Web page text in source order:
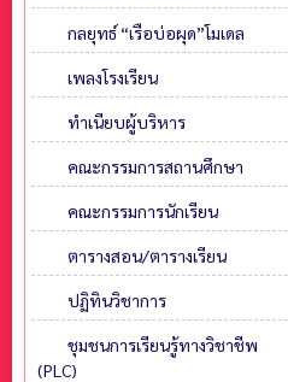
กลยุทธ์ “เรือบ่อผุด”โมเดล
เพลงโรงเรียน
ทำเนียบผู้บริหาร
คณะกรรมการสถานศึกษา
คณะกรรมการนักเรียน
ตารางสอน/ตารางเรียน
ปฏิทินวิชาการ
ชุมชนการเรียนรู้ทางวิชาชีพ
(PLC)